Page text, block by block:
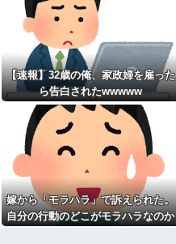
り長いみたい」と言ったら…
私「私と結婚して幸せ？」旦
那「お前もそう思うだろ？」→
その返事が忘れられず、後日ま
さかの展開に…
私「映画代、5000円出すね」
彼「はい、お釣り」→受け取っ
た金額を見て、デート中の違和
感に気づいてしまい…
憲法9条の内容をめぐって同級
生と大揉め。誰かが意義を申し
立てると「憲法に逆らうなやハ
ンザイ者www」とかほざき...
【しまった…】 コトメに追い
出されたトメと二世帯住宅を建
て、「２F(夫婦のエリア)には絶
対に上がらない」という約束を
したが、早速破って2Fに上が...
【速報】32歳の俺、家政婦を雇った
ら告白されたwwwww
嫁から「モラハラ」で訴えられた。
自分の行動のどこがモラハラなのか